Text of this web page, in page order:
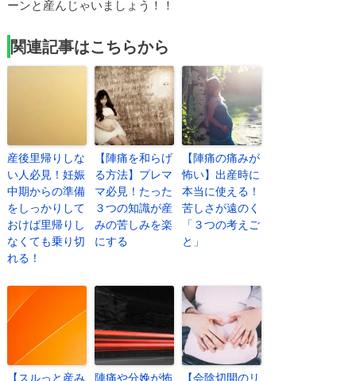
ーンと産んじゃいましょう！！
関連記事はこちらから
産後里帰りしな
い人必見！妊娠
中期からの準備
をしっかりして
おけば里帰りし
なくても乗り切
れる！
【陣痛を和らげ
る方法】プレマ
マ必見！たった
３つの知識が産
みの苦しみを楽
にする
【陣痛の痛みが
怖い】出産時に
本当に使える！
苦しさが遠のく
「３つの考えご
と」
【スルっと産み
陣痛や分娩が怖
【会陰切開のリ